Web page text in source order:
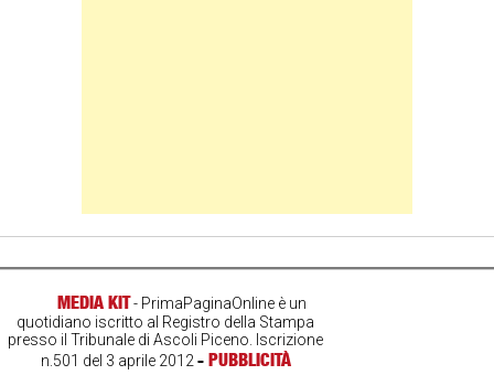
MEDIA KIT- PrimaPaginaOnline è un
quotidiano iscritto al Registro della Stampa
presso il Tribunale di Ascoli Piceno. Iscrizione
n.501 del 3 aprile 2012- PUBBLICITÀ